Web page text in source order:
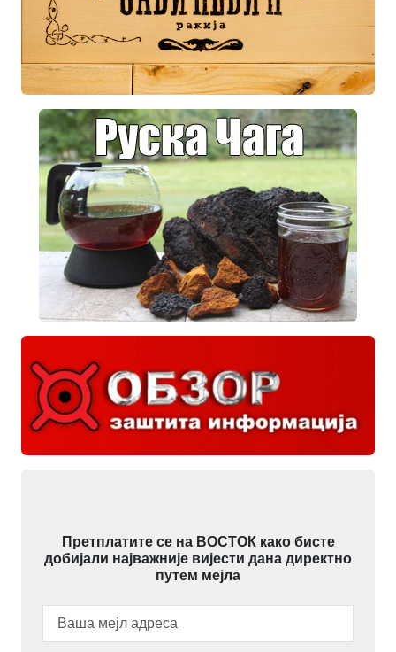
Претплатите се на ВОСТОК како бисте
добијали најважније вијести дана директно
путем мејла